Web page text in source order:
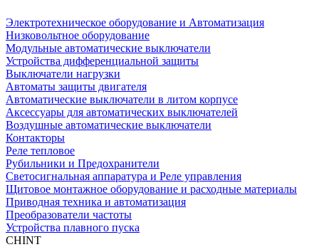
Электротехническое оборудование и Автоматизация
Низковольтное оборудование
Модульные автоматические выключатели
Устройства дифференциальной защиты
Выключатели нагрузки
Автоматы защиты двигателя
Автоматические выключатели в литом корпусе
Аксессуары для автоматических выключателей
Воздушные автоматические выключатели
Контакторы
Реле тепловое
Рубильники и Предохранители
Светосигнальная аппаратура и Реле управления
Щитовое монтажное оборудование и расходные материалы
Приводная техника и автоматизация
Преобразователи частоты
Устройства плавного пуска
CHINT